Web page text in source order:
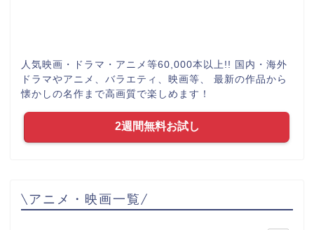
人気映画・ドラマ・アニメ等60,000本以上!! 国内・海外
ドラマやアニメ、バラエティ、映画等、 最新の作品から
懐かしの名作まで高画質で楽しめます！
2週間無料お試し
\アニメ・映画一覧/